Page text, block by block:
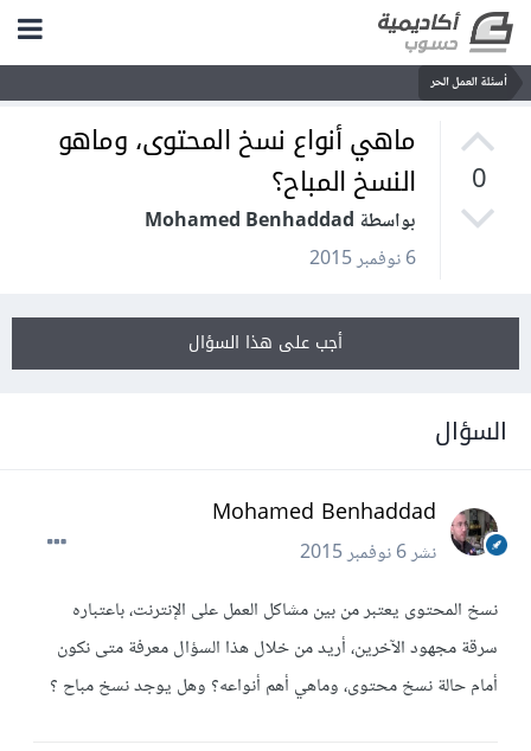
أسئلة العمل الحر
0
ماهي أنواع نسخ المحتوى، وماهو
النسخ المباح؟
بواسطة Mohamed Benhaddad
6 نوفمبر 2015
أجب على هذا السؤال
السؤال
Mohamed Benhaddad
نشر6 نوفمبر 2015
نسخ المحتوى يعتبر من بين مشاكل العمل على الإنترنت، باعتباره
سرقة مجهود الآخرين، أريد من خلال هذا السؤال معرفة متى نكون
أمام حالة نسخ محتوى، وماهي أهم أنواعه؟ وهل يوجد نسخ مباح ؟